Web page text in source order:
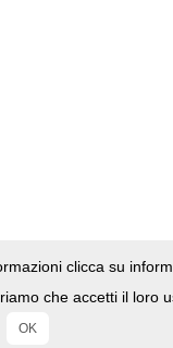
clicca su
che accetti il loro
OK